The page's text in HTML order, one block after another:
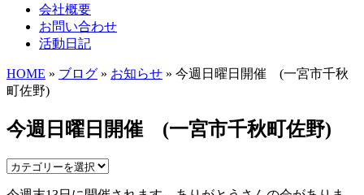
会社概要
お問い合わせ
活動日記
HOME » ブログ » お知らせ » 今週日曜日開催 (一宮市千秋
町佐野)
今週日曜日開催 (一宮市千秋町佐野)